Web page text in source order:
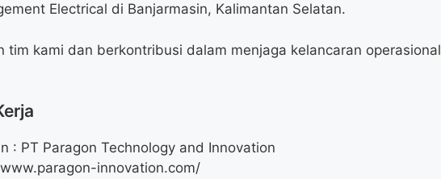
Electrical di Banjarmasin, Kalimantan Selatan.
tim kami dan berkontribusi dalam menjaga kelancaran operasional
: PT Paragon Technology and Innovation
innovation.com/